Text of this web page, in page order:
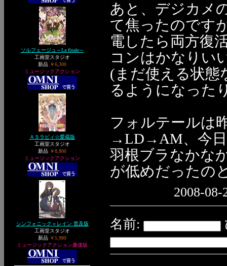
ソルフェージュ～La finale～
工画堂スタジオ
新品 ￥6,300
ミュージックアクション
ＡＳラビィ☆愛蔵版
工画堂スタジオ
新品 ￥8,800
ミュージックアクション
シンフォニック＝レイン 普及版
工画堂スタジオ
新品 ￥5,980
ミュージックアクション廉価版
あと、デジカメ
て焦ったのです
電したら両方復
コンはかなりい
(まだ使える状態
るようになった
フォルテールは
→LD→AM、今
羽根ブラなかな
が低めだったの
2008-08-
名前: